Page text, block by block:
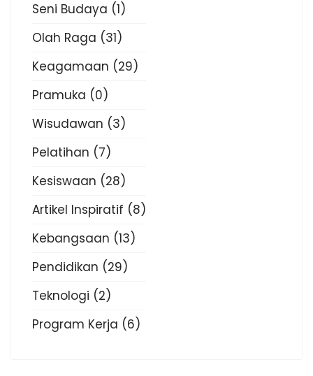
Seni Budaya (1)
Olah Raga (31)
Keagamaan (29)
Pramuka (0)
Wisudawan (3)
Pelatihan (7)
Kesiswaan (28)
Artikel Inspiratif (8)
Kebangsaan (13)
Pendidikan (29)
Teknologi (2)
Program Kerja (6)